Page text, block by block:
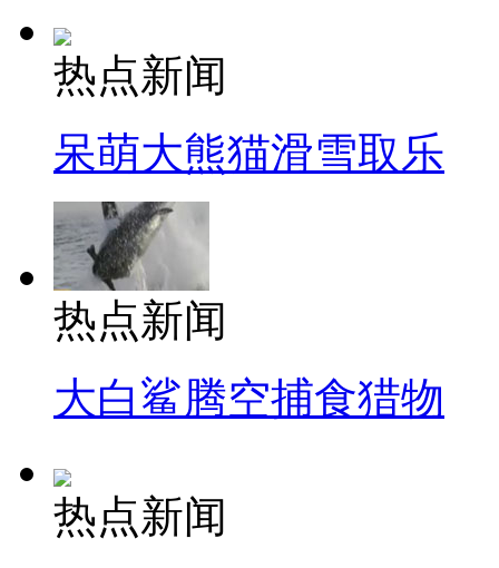
热点新闻
呆萌大熊猫滑雪取乐
热点新闻
大白鲨腾空捕食猎物
热点新闻